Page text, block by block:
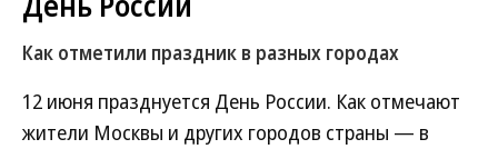
Как отметили праздник в разных городах
12 июня празднуется День России. Как отмечают
жители Москвы и других городов страны — в